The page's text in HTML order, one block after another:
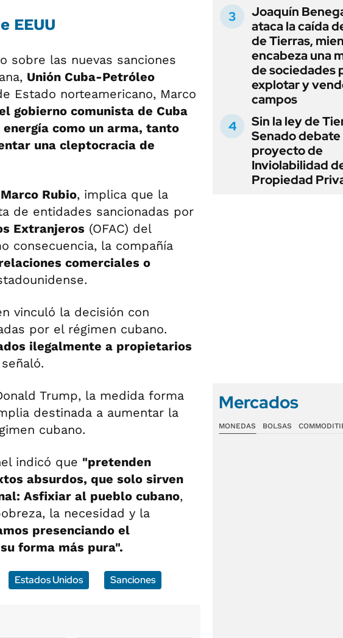
EEUU
sobre las nuevas sanciones
Unión Cuba-Petróleo
Estado norteamericano, Marco
gobierno comunista de Cuba
como un arma, tanto
una cleptocracia de
Marco Rubio, implica que la
de entidades sancionadas por
Extranjeros (OFAC) del
consecuencia, la compañía
comerciales o
vinculó la decisión con
por el régimen cubano.
ilegalmente a propietarios
Trump, la medida forma
destinada a aumentar la
cubano.
indicó que "pretenden
absurdos, que solo sirven
Asfixiar al pueblo cubano,
la necesidad y la
presenciando el
forma más pura".
Estados Unidos Sanciones
Joaquín
ataca la caída
de Tierras,
encabeza una
de sociedades
explotar y
campos
Sin la ley de
Senado debate
proyecto de
Inviolabilidad
Propiedad
Mercados
MONEDAS BOLSAS